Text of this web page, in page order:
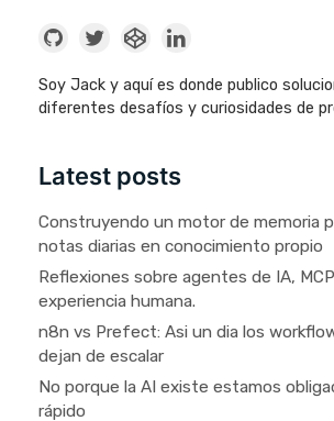
Soy Jack y aquí es donde publico
diferentes desafíos y curiosidades de
Latest posts
Construyendo un motor de memoria
notas diarias en conocimiento propio
Reflexiones sobre agentes de IA,
experiencia humana.
n8n vs Prefect: Asi un dia los
dejan de escalar
No porque la AI existe estamos
rápido